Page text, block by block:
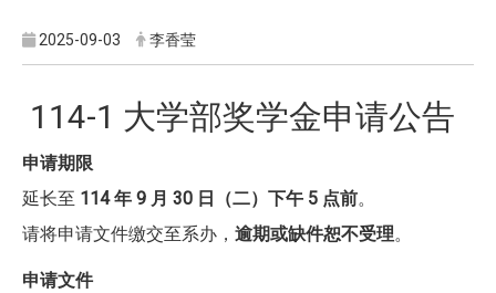
2025-09-03 李香莹
114-1 大学部奖学金申请公告
申请期限
延长至 114 年 9 月 30 日（二）下午 5 点前。
请将申请文件缴交至系办， 逾期或缺件恕不受理。
申请文件